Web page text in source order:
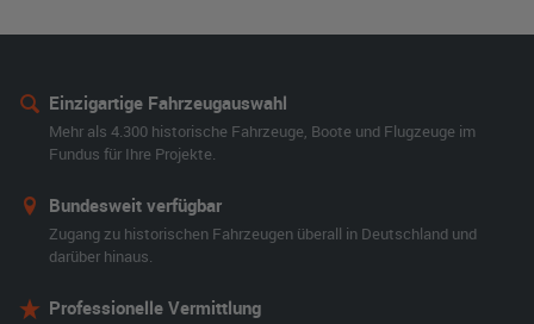
Einzigartige Fahrzeugauswahl
Mehr als 4.300 historische Fahrzeuge, Boote und Flugzeuge im
Fundus für Ihre Projekte.
Bundesweit verfügbar
Zugang zu historischen Fahrzeugen überall in Deutschland und
darüber hinaus.
Professionelle Vermittlung